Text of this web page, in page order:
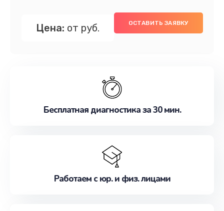
Цена: от руб. ОСТАВИТЬ ЗАЯВКУ
Бесплатная диагностика за 30 мин.
Работаем с юр. и физ. лицами